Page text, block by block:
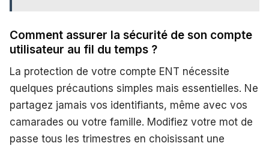
Comment assurer la sécurité de son compte
utilisateur au fil du temps ?
La protection de votre compte ENT nécessite
quelques précautions simples mais essentielles. Ne
partagez jamais vos identifiants, même avec vos
camarades ou votre famille. Modifiez votre mot de
passe tous les trimestres en choisissant une